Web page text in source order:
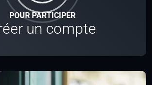
POUR PARTICIPER
un compte